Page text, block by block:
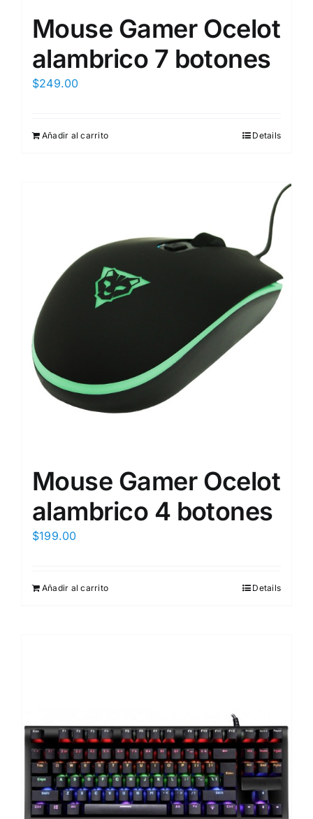
Mouse Gamer Ocelot
alambrico 7 botones
$249.00
Añadir al carrito Details
Mouse Gamer Ocelot
alambrico 4 botones
$199.00
Añadir al carrito Details